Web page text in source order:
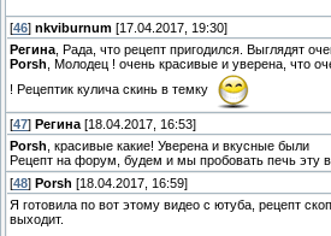
[46] nkviburnum [17.04.2017, 19:30]
Регина , Рада, что рецепт пригодился. Выглядят
Porsh , Молодец ! очень красивые и уверена, что
! Рецептик кулича скинь в темку
[47] Регина [18.04.2017, 16:53]
Porsh , красивые какие! Уверена и вкусные были
Рецепт на форум, будем и мы пробовать печь эту
[48] Porsh [18.04.2017, 16:59]
Я готовила по вот этому видео с ютуба, рецепт
выходит.